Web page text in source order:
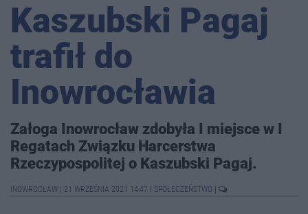
Kaszubski Pagaj
trafił do
Inowrocławia
Załoga Inowrocław zdobyła I miejsce w I
Regatach Związku Harcerstwa
Rzeczypospolitej o Kaszubski Pagaj.
INOWROCŁAW 21 WRZEŚNIA 2021 14:47 SPOŁECZEŃSTWO